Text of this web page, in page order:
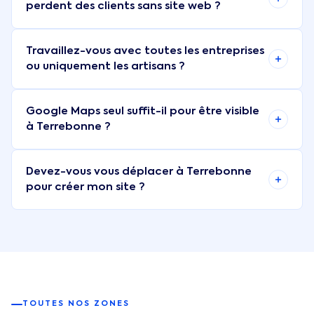
perdent des clients sans site web ?
Travaillez-vous avec toutes les entreprises
ou uniquement les artisans ?
Google Maps seul suffit-il pour être visible
à Terrebonne ?
Devez-vous vous déplacer à Terrebonne
pour créer mon site ?
TOUTES NOS ZONES